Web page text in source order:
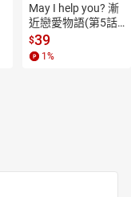
May I help you? 漸
近戀愛物語(第5話)
【電子書】
$39
1 %